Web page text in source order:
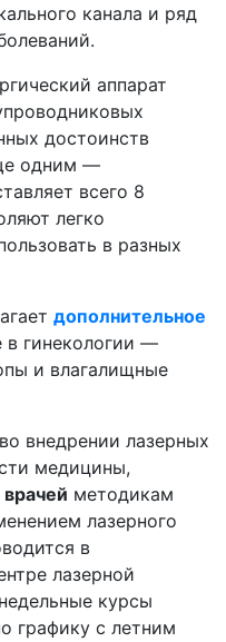
канала и ряд
аппарат
достоинств
одним —
всего 8
легко
в разных
дополнительное
в гинекологии —
и влагалищные
внедрении лазерных
медицины,
методикам
лазерного
в
лазерной
курсы
графику с летним